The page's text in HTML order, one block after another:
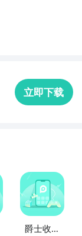
提供卡拉OK
，提供海量的
歌曲、创建歌
提供丰富的
，满足用户
提供热门的电
看自己喜爱
立即下载
爵士收音